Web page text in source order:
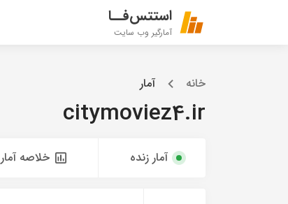
استتس‌فــا
آمارگیر وب سایت
خانه آمار
citymoviez4.ir
آمار زنده خلاصه آمار